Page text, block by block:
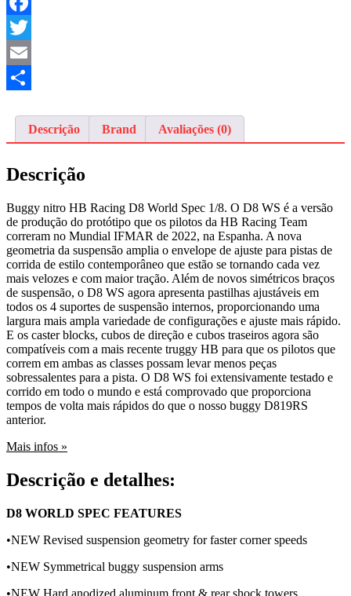
Facebook
Twitter
Email
Descrição
Brand Avaliações (0)
Descrição
Buggy nitro HB Racing D8 World Spec 1/8. O D8 WS é a versão
de produção do protótipo que os pilotos da HB Racing Team
correram no Mundial IFMAR de 2022, na Espanha. A nova
geometria da suspensão amplia o envelope de ajuste para pistas de
corrida de estilo contemporâneo que estão se tornando cada vez
mais velozes e com maior tração. Além de novos simétricos braços
de suspensão, o D8 WS agora apresenta pastilhas ajustáveis ​​em
todos os 4 suportes de suspensão internos, proporcionando uma
largura mais ampla variedade de configurações e ajuste mais rápido.
E os caster blocks, cubos de direção e cubos traseiros agora são
compatíveis com a mais recente truggy HB para que os pilotos que
correm em ambas as classes possam levar menos peças
sobressalentes para a pista. O D8 WS foi extensivamente testado e
corrido em todo o mundo e está comprovado que proporciona
tempos de volta mais rápidos do que o nosso buggy D819RS
anterior.
Mais infos »
Descrição e detalhes:
D8 WORLD SPEC FEATURES
•NEW Revised suspension geometry for faster corner speeds
•NEW Symmetrical buggy suspension arms
•NEW Hard anodized aluminum front & rear shock towers